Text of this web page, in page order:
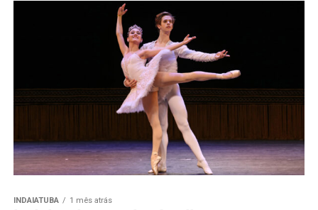
INDAIATUBA 1 mês atrás